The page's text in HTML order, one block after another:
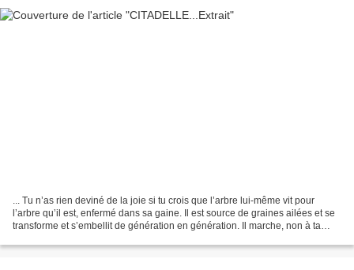
... Tu n’as rien deviné de la joie si tu crois que l’arbre lui-même vit pour
l’arbre qu’il est, enfermé dans sa gaine. Il est source de graines ailées et se
transforme et s’embellit de génération en génération. Il marche, non à ta